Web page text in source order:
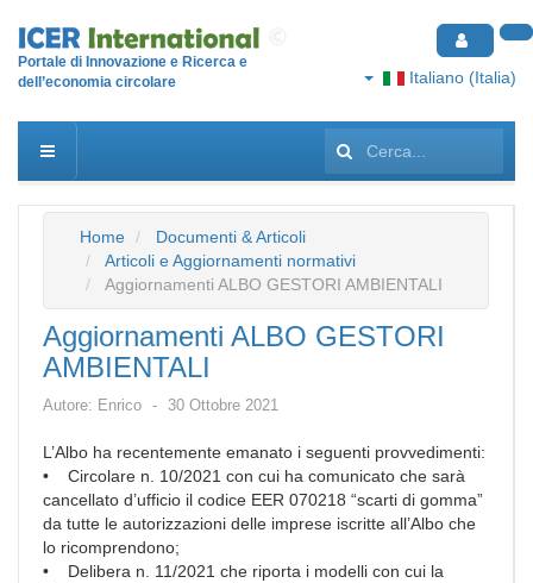
Portale di Innovazione e Ricerca e
dell’economia circolare
Italiano (Italia)
Cerca...
Home
Documenti & Articoli
Articoli e Aggiornamenti normativi
Aggiornamenti ALBO GESTORI AMBIENTALI
Aggiornamenti ALBO GESTORI
AMBIENTALI
Autore: Enrico 30 Ottobre 2021
L’Albo ha recentemente emanato i seguenti provvedimenti:
• Circolare n. 10/2021 con cui ha comunicato che sarà
cancellato d’ufficio il codice EER 070218 “scarti di gomma”
da tutte le autorizzazioni delle imprese iscritte all’Albo che
lo ricomprendono;
• Delibera n. 11/2021 che riporta i modelli con cui la